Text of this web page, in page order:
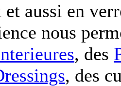
aussi en
nous
, des
, des